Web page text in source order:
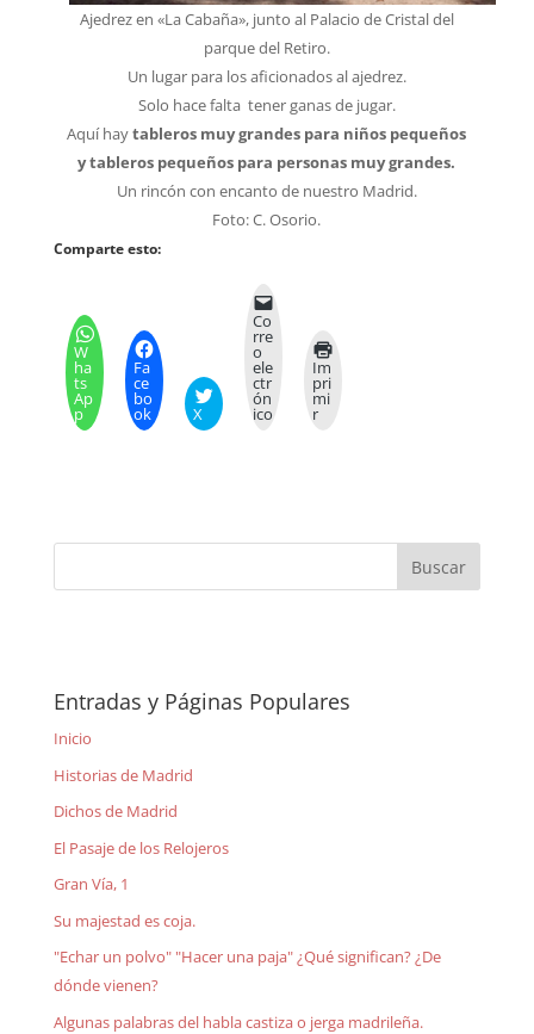
Ajedrez en «La Cabaña», junto al Palacio de Cristal del
parque del Retiro.
Un lugar para los aficionados al ajedrez.
Solo hace falta tener ganas de jugar.
Aquí haytableros muy grandes para niños pequeños
y tableros pequeños para personas muy grandes.
Un rincón con encanto de nuestro Madrid.
Foto: C. Osorio.
Comparte esto:
W
ha
ts
Ap
p
Fa
ce
bo
ok X
Co
rre
o
ele
ctr
ón
ico
Im
pri
mi
r
Entradas y Páginas Populares
Inicio
Historias de Madrid
Dichos de Madrid
El Pasaje de los Relojeros
Gran Vía, 1
Su majestad es coja.
"Echar un polvo" "Hacer una paja" ¿Qué significan? ¿De
dónde vienen?
Algunas palabras del habla castiza o jerga madrileña.